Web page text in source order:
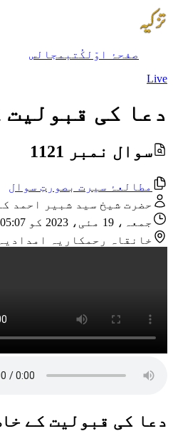
صفحۂ اوّل کُتب مجالس
Live
دعا کی قبولیت
سوال نمبر 1121
مطالعۂ سیرت بصورتِ سوال
حضرت شیخ سید شبیر احمد
جمعہ، 19 مئی، 2023 کو 05:07 AM
خانقاہ رحمکاریہ
دعا کی قبولیت کے